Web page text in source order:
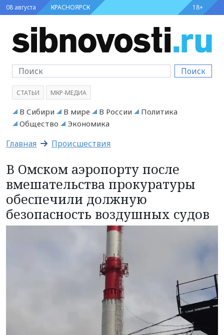
08 августа КРАСНОЯРСК 18+
Поиск
СТАТЬИ МКР-МЕДИА
В Сибири В мире В России
Политика
Общество
Экономика
Главная Происшествия
В Омском аэропорту после
вмешательства прокуратуры
обеспечили должную
безопасность воздушных судов